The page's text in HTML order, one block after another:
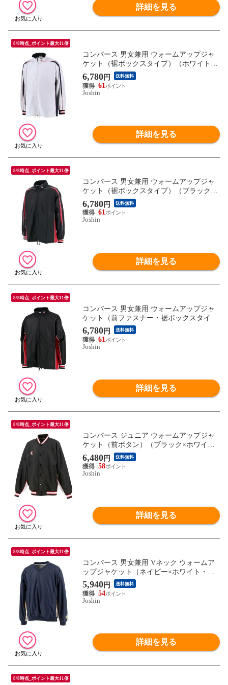
詳細を見る
8/8時点_ポイント最大11倍
コンバース 男女兼用 ウォームアップジャ
ケット（裾ボックスタイプ）（ホワイト×
ネイビー・サイズ：M） CONVERSE CON-
CB182501S-1129-M 【返品種別A】
6,780円 送料無料
61
Joshin
詳細を見る
8/8時点_ポイント最大11倍
コンバース 男女兼用 ウォームアップジャ
ケット（裾ボックスタイプ）（ブラック×
レッド・サイズ：L） CONVERSE CON-CB
182501S-1964-L 【返品種別A】
6,780円 送料無料
61
Joshin
詳細を見る
8/8時点_ポイント最大11倍
コンバース 男女兼用 ウォームアップジャ
ケット（前ファスナー・裾ボックスタイ
プ）（ブラック×レッド・サイズ：O） CO
NVERSE CON-CB182102S-1964-O 【返品種
別A】
6,780円 送料無料
61
Joshin
詳細を見る
8/8時点_ポイント最大11倍
コンバース ジュニア ウォームアップジャ
ケット（前ボタン）（ブラック×ホワイ
ト・サイズ：160cm） CONVERSE CB4825
01S-1911-160 【返品種別A】
6,480円 送料無料
58
Joshin
詳細を見る
8/8時点_ポイント最大11倍
コンバース 男女兼用 Vネック ウォームア
ップジャケット（ネイビー×ホワイト・サ
イズ：SS） CONVERSE CB182113S-2911-S
S 【返品種別A】
5,940円 送料無料
54
Joshin
詳細を見る
8/8時点_ポイント最大11倍